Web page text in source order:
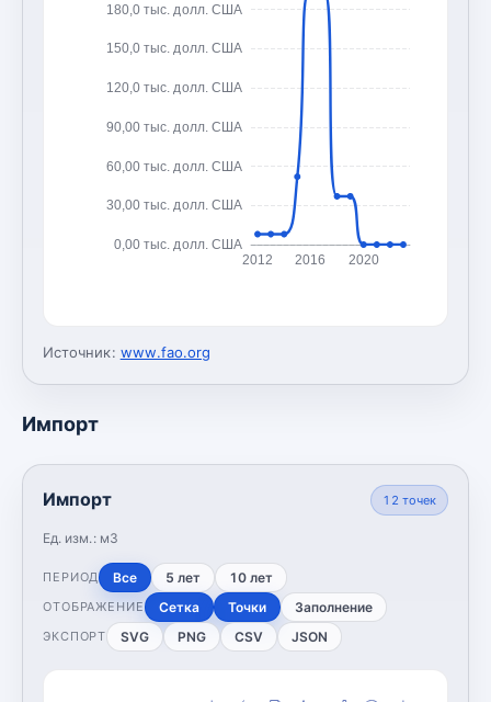
0,00 тыс. долл. США
30,00 тыс. долл. США
60,00 тыс. долл. США
90,00 тыс. долл. США
120,0 тыс. долл. США
150,0 тыс. долл. США
180,0 тыс. долл. США
2012 2016 2020
Источник: www.fao.org
Импорт
Импорт
Ед. изм.: м3
12 точек
ПЕРИОД Все 5 лет 10 лет
ОТОБРАЖЕНИЕ Сетка Точки Заполнение
ЭКСПОРТ SVG PNG CSV JSON